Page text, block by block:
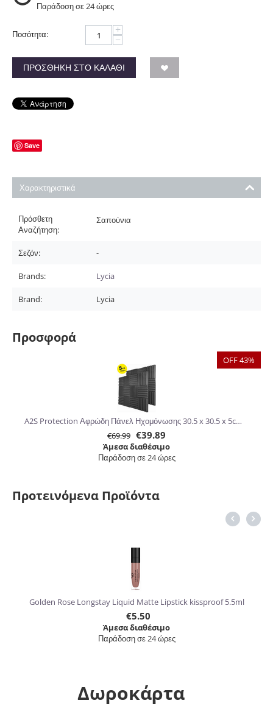
Παράδοση σε 24 ώρες
Ποσότητα: +
−
ΠΡΟΣΘΉΚΗ ΣΤΟ ΚΑΛΆΘΙ
Save
Χαρακτηριστικά
Πρόσθετη
Αναζήτηση:
Σαπούνια
Σεζόν: -
Brands: Lycia
Brand: Lycia
Προσφορά
OFF 43%
A2S Protection Αφρώδη Πάνελ Ηχομόνωσης 30.5 x 30.5 x 5cm 24τμχ
€69.99 €39.89
Άμεσα διαθέσιμο
Παράδοση σε 24 ώρες
Προτεινόμενα Προϊόντα
Golden Rose Longstay Liquid Matte Lipstick kissproof 5.5ml
€5.50
Άμεσα διαθέσιμο
Παράδοση σε 24 ώρες
Δωροκάρτα